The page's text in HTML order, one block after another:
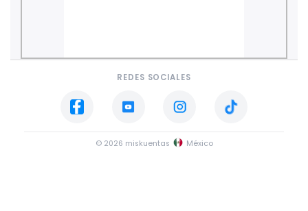
REDES SOCIALES
© 2026 miskuentas México